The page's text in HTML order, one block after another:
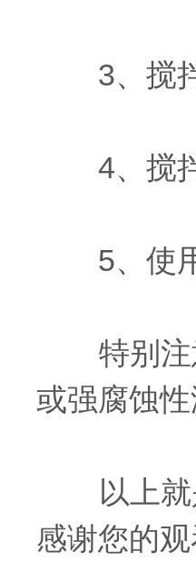
3、搅拌
4、搅拌
5、使用
特别注意
或强腐蚀
以上就是
感谢您的